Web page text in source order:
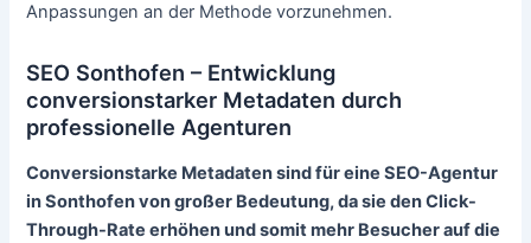
Anpassungen an der Methode vorzunehmen.
SEO Sonthofen – Entwicklung
conversionstarker Metadaten durch
professionelle Agenturen
Conversionstarke Metadaten sind für eine SEO-Agentur
in Sonthofen von großer Bedeutung, da sie den Click-
Through-Rate erhöhen und somit mehr Besucher auf die